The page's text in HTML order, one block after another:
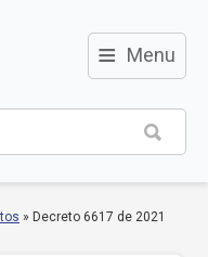
≡ Menu
» Decreto 6617 de 2021